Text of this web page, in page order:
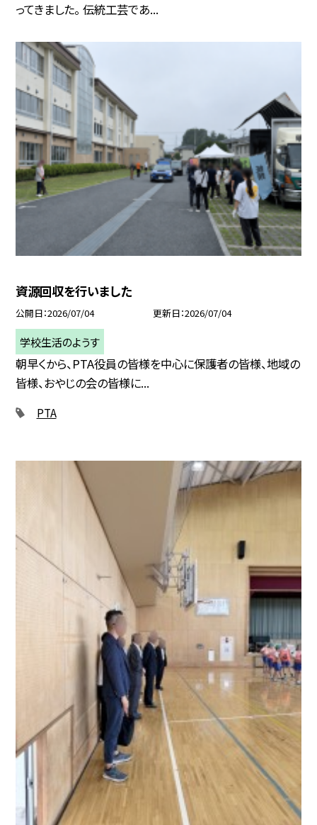
ってきました。 伝統工芸であ...
資源回収を行いました
公開日 2026/07/04 更新日 2026/07/04
学校生活のようす
朝早くから、PTA役員の皆様を中心に保護者の皆様、地域の
皆様、おやじの会の皆様に...
PTA